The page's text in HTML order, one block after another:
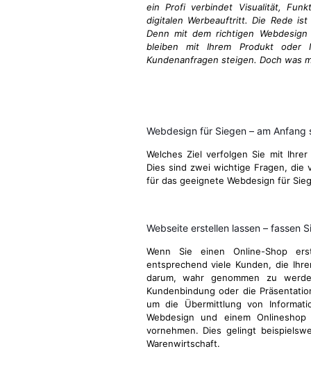
ein Profi verbindet Visualität,
digitalen Werbeauftritt. Die Rede
Denn mit dem richtigen
bleiben mit Ihrem Produkt oder
Kundenanfragen steigen. Doch was
Webdesign für Siegen – am
Welches Ziel verfolgen Sie mit
Dies sind zwei wichtige Fragen, die
für das geeignete Webdesign für
Webseite erstellen lassen – fassen
Wenn Sie einen Online-Shop
entsprechend viele Kunden, die
darum, wahr genommen zu
Kundenbindung oder die
um die Übermittlung von
Webdesign und einem
vornehmen. Dies gelingt
Warenwirtschaft.